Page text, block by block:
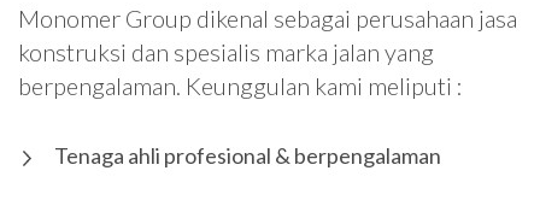
Monomer Group dikenal sebagai perusahaan jasa
konstruksi dan spesialis marka jalan yang
berpengalaman. Keunggulan kami meliputi :
Tenaga ahli profesional & berpengalaman